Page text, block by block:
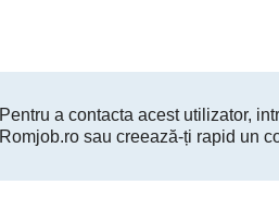
Pentru a contacta acest utilizator,
Romjob.ro sau creează-ți rapid un